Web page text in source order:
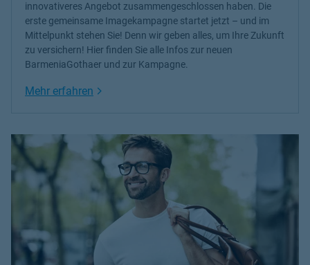
Ihr Erkan Hökelekli
innovativeres Angebot zusammengeschlossen haben. Die
erste gemeinsame Imagekampagne startet jetzt – und im
Mittelpunkt stehen Sie! Denn wir geben alles, um Ihre Zukunft
zu versichern! Hier finden Sie alle Infos zur neuen
BarmeniaGothaer und zur Kampagne.
Mehr erfahren Link Opens in New Tab